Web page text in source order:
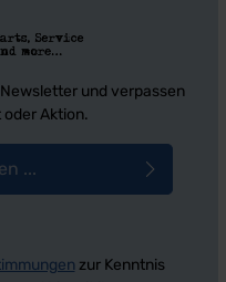
und verpassen
oder Aktion.
zur Kenntnis